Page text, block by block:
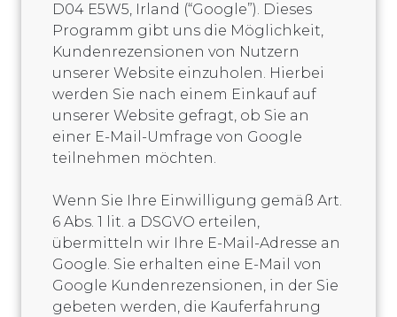
D04 E5W5, Irland (“Google”). Dieses
Programm gibt uns die Möglichkeit,
Kundenrezensionen von Nutzern
unserer Website einzuholen. Hierbei
werden Sie nach einem Einkauf auf
unserer Website gefragt, ob Sie an
einer E-Mail-Umfrage von Google
teilnehmen möchten.
Wenn Sie Ihre Einwilligung gemäß Art.
6 Abs. 1 lit. a DSGVO erteilen,
übermitteln wir Ihre E-Mail-Adresse an
Google. Sie erhalten eine E-Mail von
Google Kundenrezensionen, in der Sie
gebeten werden, die Kauferfahrung